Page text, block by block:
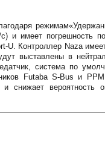
и имеет погрешность
U. Контроллер Naza
выставлены в
система по
Futaba S-Bus и
снижает вероятность